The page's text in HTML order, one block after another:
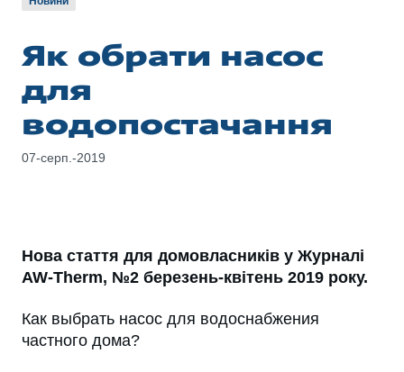
Як обрати насос
для
водопостачання
07-серп.-2019
Нова стаття для домовласників у Журналі
AW-Therm, №2 березень-квітень 2019 року.
Как выбрать насос для водоснабжения
частного дома?